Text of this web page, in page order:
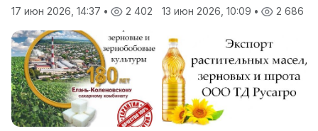
17 июн 2026, 14:37 • 2 402
13 июн 2026, 10:09 • 2 686